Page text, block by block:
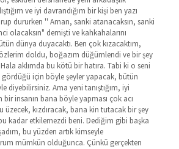
ve iyi davrandığım bir kişi ben yazı
dururken '' Aman, sanki atanacaksın, sanki
olacaksın" demişti ve kahkahalarını
dünya duyacaktı. Ben çok kızacaktım,
doldu, boğazım düğümlendi ve bir şey
aklımda bu kötü bir hatıra. Tabi ki o seni
için böyle şeyler yapacak, bütün
diyebilirsiniz. Ama yeni tanıştığım, iyi
bir insanın bana böyle yapması çok acı
üzecek, kızdıracak, bana kin tutacak bir şey
kadar etkilemezdi beni. Dediğim gibi başka
bu yüzden artık kimseyle
mümkün olduğunca. Çünkü gerçekten